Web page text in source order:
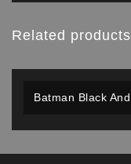
Related products
Batman Black And
Dc Direct